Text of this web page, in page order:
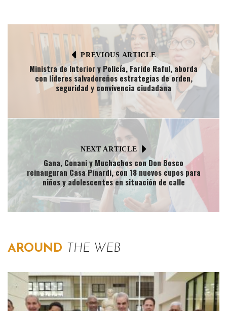
PREVIOUS ARTICLE
Ministra de Interior y Policía, Faride Raful, aborda
con líderes salvadoreños estrategias de orden,
seguridad y convivencia ciudadana
NEXT ARTICLE
Gana, Conani y Muchachos con Don Bosco
reinauguran Casa Pinardi, con 18 nuevos cupos para
niños y adolescentes en situación de calle
AROUND THE WEB